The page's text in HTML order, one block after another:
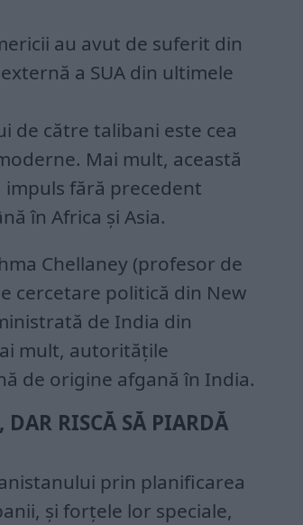
au avut de suferit din
a SUA din ultimele
de către talibani este cea
Mai mult, această
impuls fără precedent
în Africa și Asia.
Chellaney (profesor de
cercetare politică din New
de India din
mult, autoritățile
de origine afgană în India.
DAR RISCĂ SĂ PIARDĂ
prin planificarea
și forțele lor speciale,